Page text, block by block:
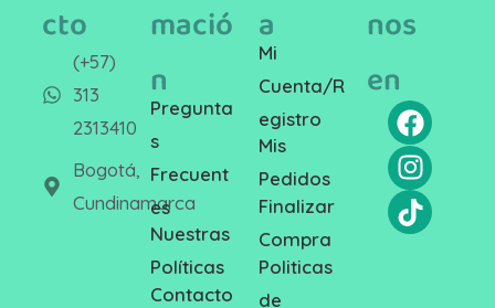
cto
(+57)
313
2313410
Bogotá,
Cundinamarca
mació
n
Pregunta
s
Frecuent
es
Nuestras
Políticas
Contacto
a
Mi
Cuenta/R
egistro
Mis
Pedidos
Finalizar
Compra
Politicas
de
nos
en